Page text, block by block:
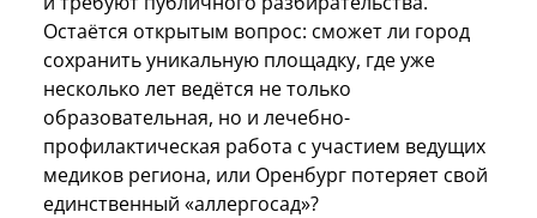
Остаётся открытым вопрос: сможет ли город
сохранить уникальную площадку, где уже
несколько лет ведётся не только
образовательная, но и лечебно-
профилактическая работа с участием ведущих
медиков региона, или Оренбург потеряет свой
единственный «аллергосад»?